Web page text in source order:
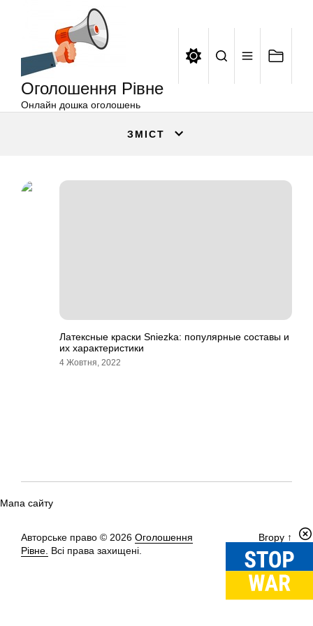
Оголошення Рівне
Онлайн дошка оголошень
ЗМІСТ
Латексные краски Sniezka: популярные составы и
их характеристики
4 Жовтня, 2022
Мапа сайту
Авторське право © 2026 Оголошення
Рівне. Всі права захищені.
Вгору ↑